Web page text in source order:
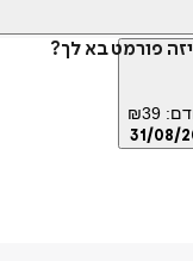
פורמט בא לך?
₪39
31/08/